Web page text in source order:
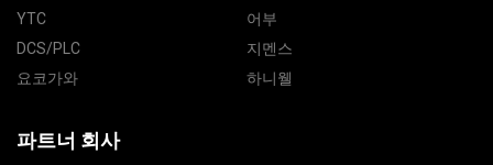
YTC
어부
DCS/PLC
지멘스
요코가와
하니웰
파트너 회사